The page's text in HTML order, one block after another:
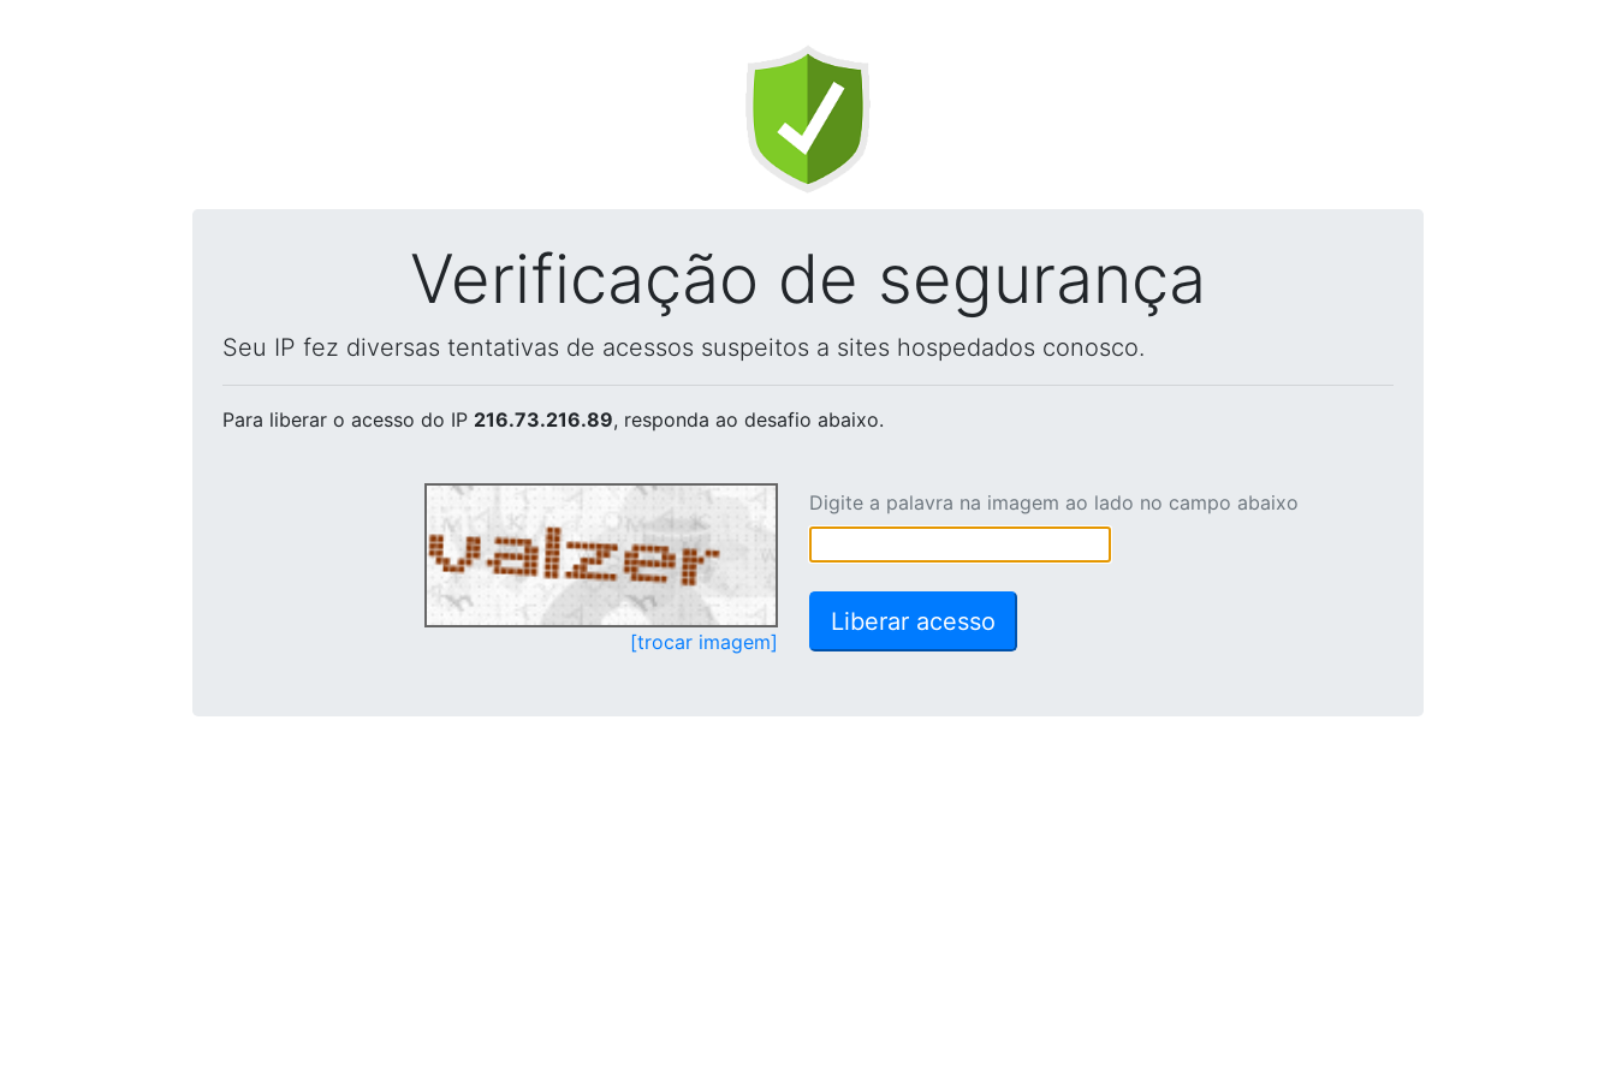
Verificação de segurança
Seu IP fez diversas tentativas de acessos suspeitos a sites hospedados conosco.
Para liberar o acesso do IP 216.73.216.89, responda ao desafio abaixo.
[trocar imagem]
Digite a palavra na imagem ao lado no campo abaixo